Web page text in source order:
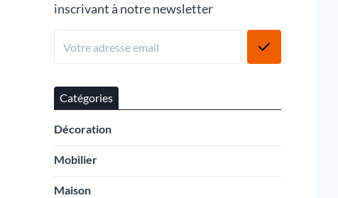
inscrivant à notre newsletter
Catégories
Décoration
Mobilier
Maison